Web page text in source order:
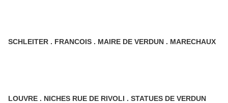
SCHLEITER . FRANCOIS . MAIRE DE VERDUN . MARECHAUX
LOUVRE . NICHES RUE DE RIVOLI . STATUES DE VERDUN